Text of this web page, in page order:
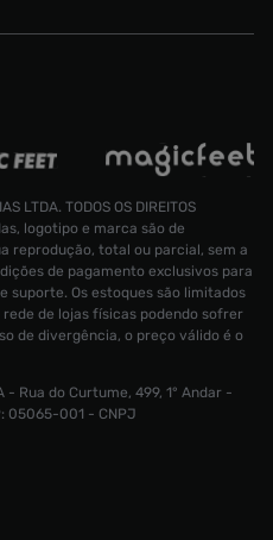
Masculino
LTDA. TODOS OS DIREITOS
logotipo e marca são de
reprodução, total ou parcial, sem a
de pagamento exclusivos para
suporte. Os estoques são limitados
de lojas físicas podendo sofrer
de divergência, o preço válido é o
- Rua do Curtume, 499, 1° Andar -
05065-001 - CNPJ